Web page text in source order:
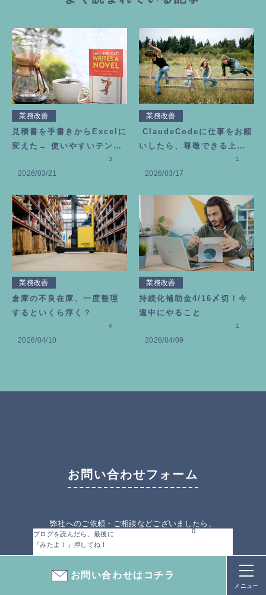
お問い合わせはコチラ
メニュー
ブログを読んだら、最後に
『みたよ！』押してね！
0
業務改善
見積書を手書きからExcelに
変えた→ 使いやすいテンプ
2026/03/21
3
業務改善
ClaudeCodeに仕事をお願
いしたら、尊敬できる上司
2026/03/17
1
業務改善
倉庫の不良在庫、一度整理
するといくら浮く？
2026/04/10
4
業務改善
持続化補助金4/16〆切！今
週中にやること
2026/04/09
1
お問い合わせフォーム
弊社へのご依頼・ご相談などございましたら、
下記の電話番号・またはメールフォームより
お問い合わせください。